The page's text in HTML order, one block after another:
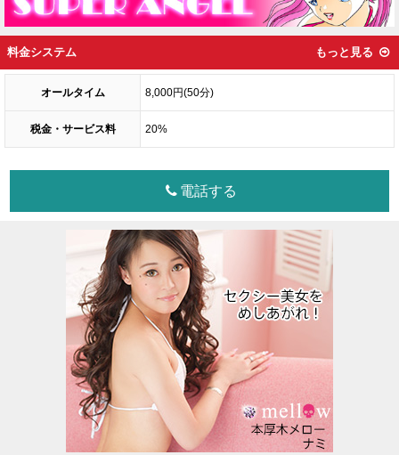
料金システム もっと見る
オールタイム 8,000円(50分)
税金・サービス料 20%
電話する